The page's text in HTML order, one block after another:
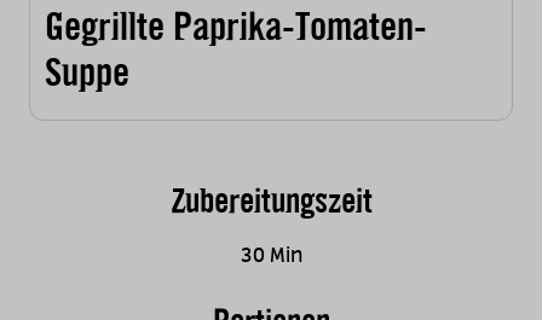
Gegrillte Paprika-Tomaten-
Suppe
Zubereitungszeit
30 Min